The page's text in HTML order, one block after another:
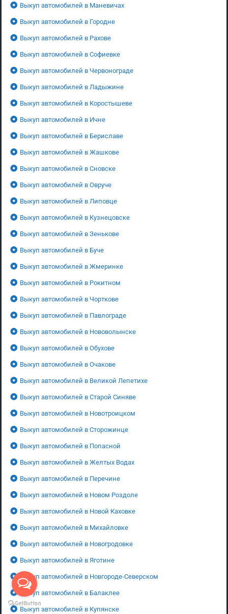
Выкуп автомобилей в Маневичах
Выкуп автомобилей в Городне
Выкуп автомобилей в Рахове
Выкуп автомобилей в Софиевке
Выкуп автомобилей в Червонограде
Выкуп автомобилей в Ладыжине
Выкуп автомобилей в Коростышеве
Выкуп автомобилей в Ичне
Выкуп автомобилей в Бериславе
Выкуп автомобилей в Жашкове
Выкуп автомобилей в Сновске
Выкуп автомобилей в Овруче
Выкуп автомобилей в Липовце
Выкуп автомобилей в Кузнецовске
Выкуп автомобилей в Зенькове
Выкуп автомобилей в Буче
Выкуп автомобилей в Жмеринке
Выкуп автомобилей в Рокитном
Выкуп автомобилей в Чорткове
Выкуп автомобилей в Павлограде
Выкуп автомобилей в Нововолынске
Выкуп автомобилей в Обухове
Выкуп автомобилей в Очакове
Выкуп автомобилей в Великой Лепетихе
Выкуп автомобилей в Старой Синяве
Выкуп автомобилей в Новотроицком
Выкуп автомобилей в Сторожинце
Выкуп автомобилей в Попасной
Выкуп автомобилей в Желтых Водах
Выкуп автомобилей в Перечине
Выкуп автомобилей в Новом Роздоле
Выкуп автомобилей в Новой Каховке
Выкуп автомобилей в Михайловке
Выкуп автомобилей в Новогродовке
Выкуп автомобилей в Яготине
Выкуп автомобилей в Новгороде-Северском
Выкуп автомобилей в Балаклее
Выкуп автомобилей в Купянске